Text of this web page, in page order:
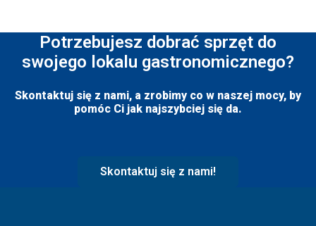
Potrzebujesz dobrać sprzęt do
swojego lokalu gastronomicznego?
Skontaktuj się z nami, a zrobimy co w naszej mocy, by
pomóc Ci jak najszybciej się da.
Skontaktuj się z nami!